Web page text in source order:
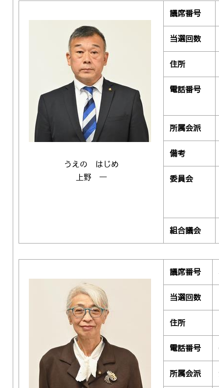
うえの はじめ
上野 一
議席番号
当選回数
住所
電話番号
所属会派
備考
委員会
組合議会
議席番号
当選回数
住所
電話番号
所属会派